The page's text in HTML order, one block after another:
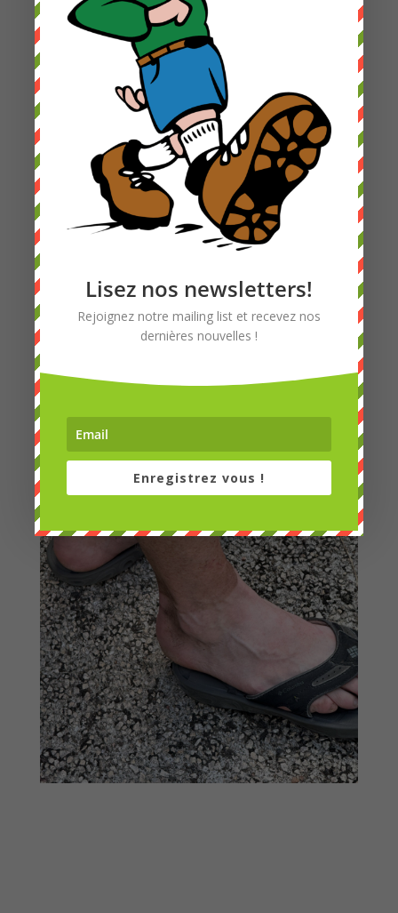
Lisez nos newsletters!
Rejoignez notre mailing list et recevez nos
dernières nouvelles !
Enregistrez vous !